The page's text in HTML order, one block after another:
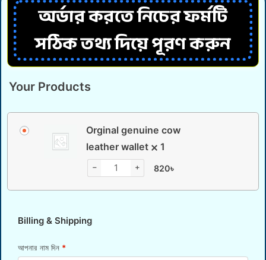
অর্ডার করতে নিচের ফর্মটি
সঠিক তথ্য দিয়ে পূরণ করুন
Your Products
Orginal genuine cow
leather wallet
1
− + 820৳
Billing & Shipping
আপনার নাম দিন *